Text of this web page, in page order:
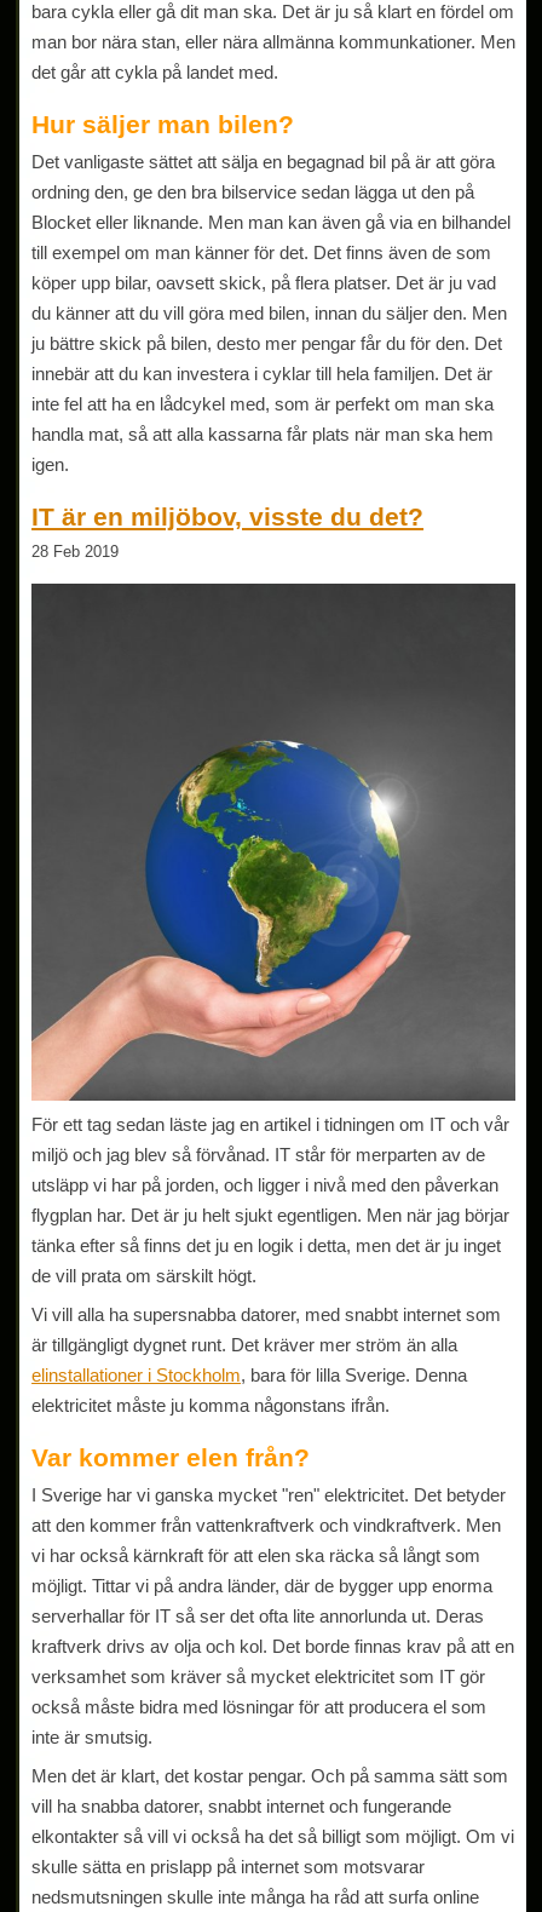
bara cykla eller gå dit man ska. Det är ju så klart en fördel om
man bor nära stan, eller nära allmänna kommunkationer. Men
det går att cykla på landet med.
Hur säljer man bilen?
Det vanligaste sättet att sälja en begagnad bil på är att göra
ordning den, ge den bra bilservice sedan lägga ut den på
Blocket eller liknande. Men man kan även gå via en bilhandel
till exempel om man känner för det. Det finns även de som
köper upp bilar, oavsett skick, på flera platser. Det är ju vad
du känner att du vill göra med bilen, innan du säljer den. Men
ju bättre skick på bilen, desto mer pengar får du för den. Det
innebär att du kan investera i cyklar till hela familjen. Det är
inte fel att ha en lådcykel med, som är perfekt om man ska
handla mat, så att alla kassarna får plats när man ska hem
igen.
IT är en miljöbov, visste du det?
28 Feb 2019
För ett tag sedan läste jag en artikel i tidningen om IT och vår
miljö och jag blev så förvånad. IT står för merparten av de
utsläpp vi har på jorden, och ligger i nivå med den påverkan
flygplan har. Det är ju helt sjukt egentligen. Men när jag börjar
tänka efter så finns det ju en logik i detta, men det är ju inget
de vill prata om särskilt högt.
Vi vill alla ha supersnabba datorer, med snabbt internet som
är tillgängligt dygnet runt. Det kräver mer ström än alla
elinstallationer i Stockholm, bara för lilla Sverige. Denna
elektricitet måste ju komma någonstans ifrån.
Var kommer elen från?
I Sverige har vi ganska mycket "ren" elektricitet. Det betyder
att den kommer från vattenkraftverk och vindkraftverk. Men
vi har också kärnkraft för att elen ska räcka så långt som
möjligt. Tittar vi på andra länder, där de bygger upp enorma
serverhallar för IT så ser det ofta lite annorlunda ut. Deras
kraftverk drivs av olja och kol. Det borde finnas krav på att en
verksamhet som kräver så mycket elektricitet som IT gör
också måste bidra med lösningar för att producera el som
inte är smutsig.
Men det är klart, det kostar pengar. Och på samma sätt som
vill ha snabba datorer, snabbt internet och fungerande
elkontakter så vill vi också ha det så billigt som möjligt. Om vi
skulle sätta en prislapp på internet som motsvarar
nedsmutsningen skulle inte många ha råd att surfa online